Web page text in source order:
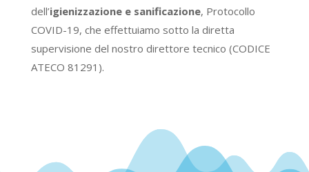
dell’igienizzazione e sanificazione, Protocollo
COVID-19, che effettuiamo sotto la diretta
supervisione del nostro direttore tecnico (CODICE
ATECO 81291).